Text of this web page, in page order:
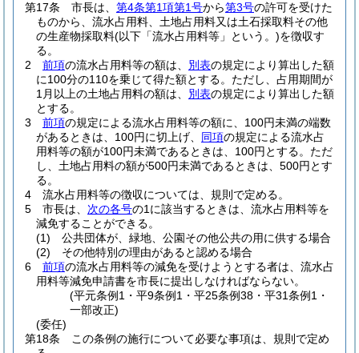
第17条
市長は、 第4条第1項第1号から第3号の許可を受けた
ものから、流水占用料、土地占用料又は土石採取料その他
の生産物採取料(以下「流水占用料等」という。)を徴収す
る。
2
前項の流水占用料等の額は、 別表の規定により算出した額
に100分の110を乗じて得た額とする。 ただし、占用期間が
1月以上の土地占用料の額は、 別表の規定により算出した額
とする。
3
前項の規定による流水占用料等の額に、100円未満の端数
があるときは、100円に切上げ、 同項の規定による流水占
用料等の額が100円未満であるときは、100円とする。 ただ
し、土地占用料の額が500円未満であるときは、500円とす
る。
4
流水占用料等の徴収については、規則で定める。
5
市長は、 次の各号の1に該当するときは、流水占用料等を
減免することができる。
(1)
公共団体が、緑地、公園その他公共の用に供する場合
(2)
その他特別の理由があると認める場合
6
前項の流水占用料等の減免を受けようとする者は、流水占
用料等減免申請書を市長に提出しなければならない。
(平元条例1・平9条例1・平25条例38・平31条例1・
一部改正)
(委任)
第18条
この条例の施行について必要な事項は、規則で定め